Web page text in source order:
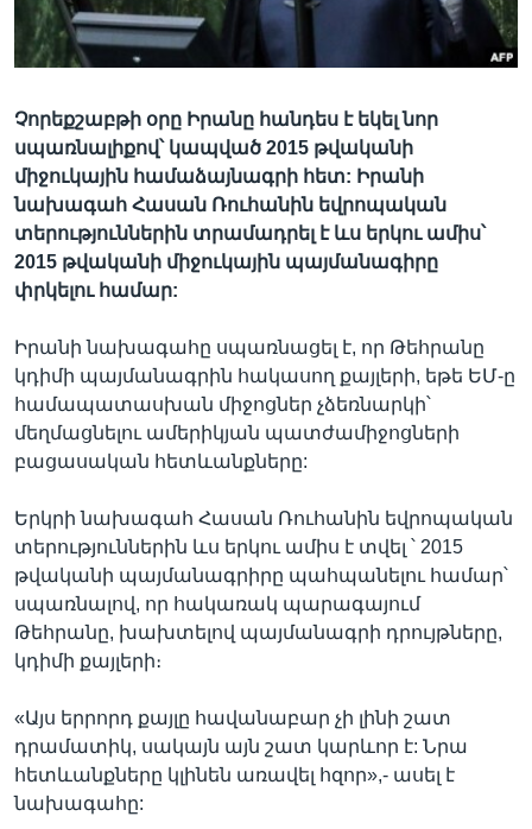
Չորեքշաբթի օրը Իրանը հանդես է եկել նոր
սպառնալիքով՝ կապված 2015 թվականի
միջուկային համաձայնագրի հետ: Իրանի
նախագահ Հասան Ռուհանին եվրոպական
տերություններին տրամադրել է ևս երկու ամիս՝
2015 թվականի միջուկային պայմանագիրը
փրկելու համար:
Իրանի նախագահը սպառնացել է, որ Թեհրանը
կդիմի պայմանագրին հակասող քայլերի, եթե ԵՄ-ը
համապատասխան միջոցներ չձեռնարկի՝
մեղմացնելու ամերիկյան պատժամիջոցների
բացասական հետևանքները:
Երկրի նախագահ Հասան Ռուհանին եվրոպական
տերություններին ևս երկու ամիս է տվել ՝ 2015
թվականի պայմանագրիրը պահպանելու համար՝
սպառնալով, որ հակառակ պարագայում
Թեհրանը, խախտելով պայմանագրի դրույթները,
կդիմի քայլերի։
«Այս երրորդ քայլը հավանաբար չի լինի շատ
դրամատիկ, սակայն այն շատ կարևոր է: Նրա
հետևանքները կլինեն առավել հզոր»,- ասել է
նախագահը: